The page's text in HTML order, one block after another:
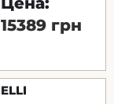
15389 грн